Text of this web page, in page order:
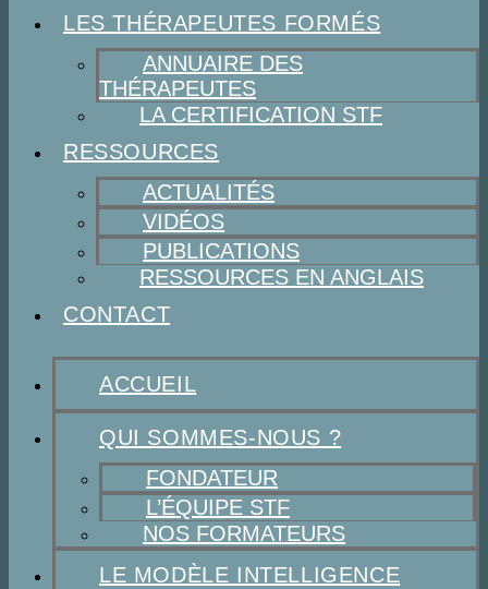
LES THÉRAPEUTES FORMÉS
ANNUAIRE DES
THÉRAPEUTES
LA CERTIFICATION STF
RESSOURCES
ACTUALITÉS
VIDÉOS
PUBLICATIONS
RESSOURCES EN ANGLAIS
CONTACT
ACCUEIL
QUI SOMMES-NOUS ?
FONDATEUR
L’ÉQUIPE STF
NOS FORMATEURS
LE MODÈLE INTELLIGENCE